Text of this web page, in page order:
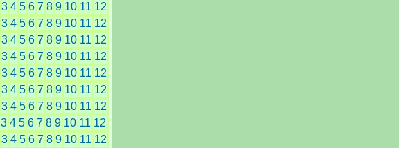
3 4 5 6 7 8 9 10 11 12
3 4 5 6 7 8 9 10 11 12
3 4 5 6 7 8 9 10 11 12
3 4 5 6 7 8 9 10 11 12
3 4 5 6 7 8 9 10 11 12
3 4 5 6 7 8 9 10 11 12
3 4 5 6 7 8 9 10 11 12
3 4 5 6 7 8 9 10 11 12
3 4 5 6 7 8 9 10 11 12